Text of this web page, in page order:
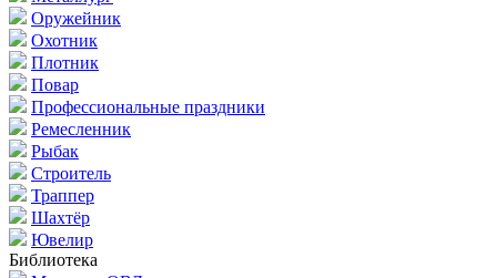
Оружейник
Охотник
Плотник
Повар
Профессиональные праздники
Ремесленник
Рыбак
Строитель
Траппер
Шахтёр
Ювелир
Библиотека